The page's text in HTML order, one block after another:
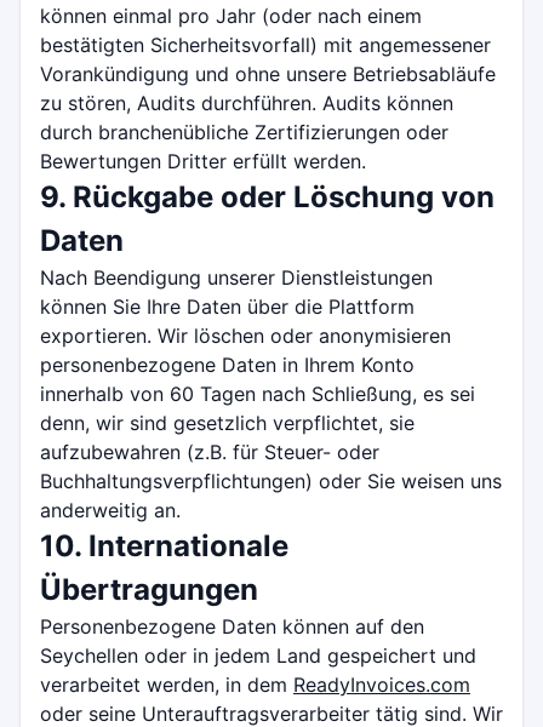
können einmal pro Jahr (oder nach einem
bestätigten Sicherheitsvorfall) mit angemessener
Vorankündigung und ohne unsere Betriebsabläufe
zu stören, Audits durchführen. Audits können
durch branchenübliche Zertifizierungen oder
Bewertungen Dritter erfüllt werden.
9. Rückgabe oder Löschung von
Daten
Nach Beendigung unserer Dienstleistungen
können Sie Ihre Daten über die Plattform
exportieren. Wir löschen oder anonymisieren
personenbezogene Daten in Ihrem Konto
innerhalb von 60 Tagen nach Schließung, es sei
denn, wir sind gesetzlich verpflichtet, sie
aufzubewahren (z.B. für Steuer- oder
Buchhaltungsverpflichtungen) oder Sie weisen uns
anderweitig an.
10. Internationale
Übertragungen
Personenbezogene Daten können auf den
Seychellen oder in jedem Land gespeichert und
verarbeitet werden, in dem ReadyInvoices.com
oder seine Unterauftragsverarbeiter tätig sind. Wir